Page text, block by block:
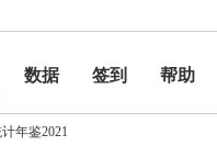
数据 签到
帮助
年鉴2021